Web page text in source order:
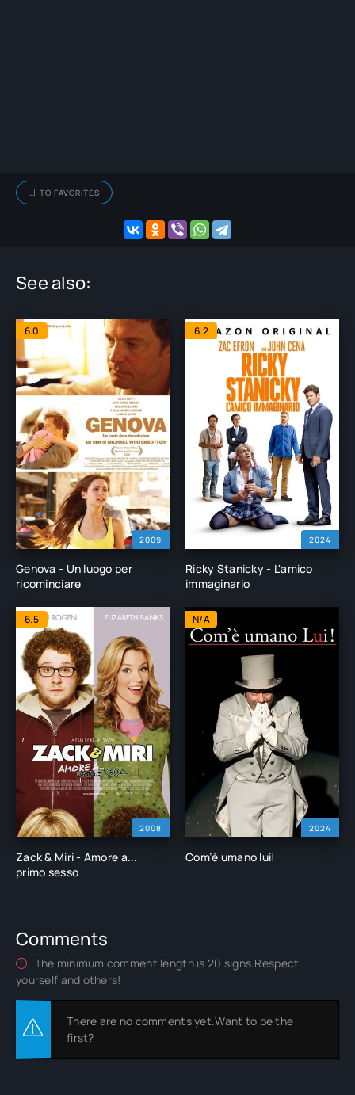
TO FAVORITES
See also:
2009
6.0
Genova - Un luogo per
ricominciare
2024
6.2
Ricky Stanicky - L'amico
immaginario
2008
6.5
Zack & Miri - Amore a...
primo sesso
2024
N/A
Com’è umano lui!
Comments
The minimum comment length is 20 signs.Respect
yourself and others!
There are no comments yet.Want to be the
first?